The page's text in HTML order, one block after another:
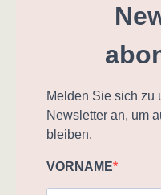
Melden Sie sich zu
Newsletter an, um
bleiben.
VORNAME